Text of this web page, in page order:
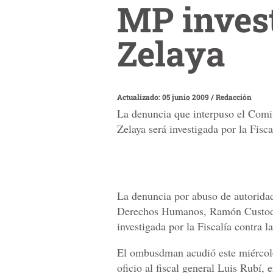
MP
Zelaya
Actualizado: 05 junio 2009/Redacción
La denuncia que interpuso el
Zelaya será investigada por la
La denuncia por abuso de
Derechos Humanos, Ramón
investigada por la Fiscalía contra
El ombusdman acudió este
oficio al fiscal general Luis Rubí,